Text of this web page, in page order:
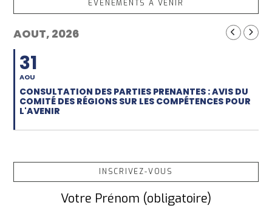
EVÈNEMENTS À VENIR
AOUT, 2026
31
AOU
CONSULTATION DES PARTIES PRENANTES : AVIS DU
COMITÉ DES RÉGIONS SUR LES COMPÉTENCES POUR
L'AVENIR
INSCRIVEZ-VOUS
Votre Prénom (obligatoire)